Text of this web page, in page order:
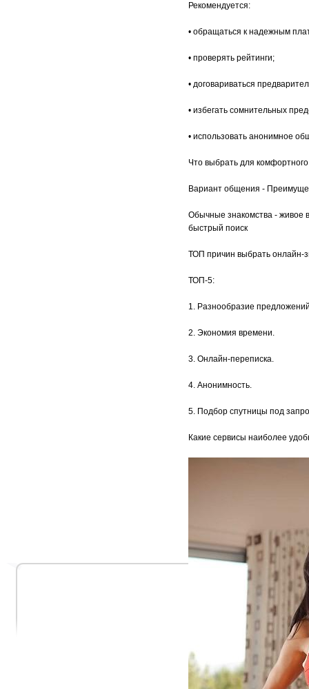
Рекомендуется:
• обращаться к надежным
• проверять рейтинги;
• договариваться
• избегать сомнительных
• использовать анонимное
Что выбрать для
Вариант общения -
Обычные знакомства - живое
быстрый поиск
ТОП причин выбрать онлайн-
ТОП-5:
1. Разнообразие
2. Экономия времени.
3. Онлайн-переписка.
4. Анонимность.
5. Подбор спутницы под
Какие сервисы наиболее